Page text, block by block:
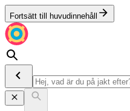
Fortsätt till huvudinnehåll